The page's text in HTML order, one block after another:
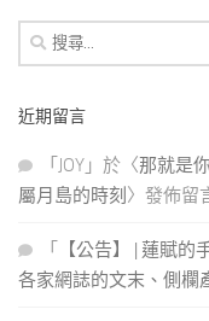
搜
尋
鍵
近期留言
「 JOY 」於〈那就是
屬月島的時刻 〉發佈留
「 【公告】 | 蓮賦的
各家網誌的文末、側欄